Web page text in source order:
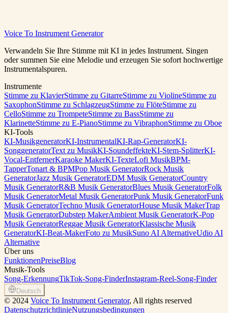
0:00/0:00
Voice To Instrument Generator
Verwandeln Sie Ihre Stimme mit KI in jedes Instrument. Singen
oder summen Sie eine Melodie und erzeugen Sie sofort hochwertige
Instrumentalspuren.
Instrumente
Stimme zu KlavierStimme zu GitarreStimme zu ViolineStimme zu
SaxophonStimme zu SchlagzeugStimme zu FlöteStimme zu
CelloStimme zu TrompeteStimme zu BassStimme zu
KlarinetteStimme zu E-PianoStimme zu VibraphonStimme zu Oboe
KI-Tools
KI-MusikgeneratorKI-InstrumentalKI-Rap-GeneratorKI-
SonggeneratorText zu MusikKI-SoundeffekteKI-Stem-SplitterKI-
Vocal-EntfernerKaraoke MakerKI-TexteLofi MusikBPM-
TapperTonart & BPMPop Musik GeneratorRock Musik
GeneratorJazz Musik GeneratorEDM Musik GeneratorCountry
Musik GeneratorR&B Musik GeneratorBlues Musik GeneratorFolk
Musik GeneratorMetal Musik GeneratorPunk Musik GeneratorFunk
Musik GeneratorTechno Musik GeneratorHouse Musik MakerTrap
Musik GeneratorDubstep MakerAmbient Musik GeneratorK-Pop
Musik GeneratorReggae Musik GeneratorKlassische Musik
GeneratorKI-Beat-MakerFoto zu MusikSuno AI AlternativeUdio AI
Alternative
Über uns
FunktionenPreiseBlog
Musik-Tools
Song-ErkennungTikTok-Song-FinderInstagram-Reel-Song-Finder
Deutsch
© 2024 Voice To Instrument Generator, All rights reserved
DatenschutzrichtlinieNutzungsbedingungen